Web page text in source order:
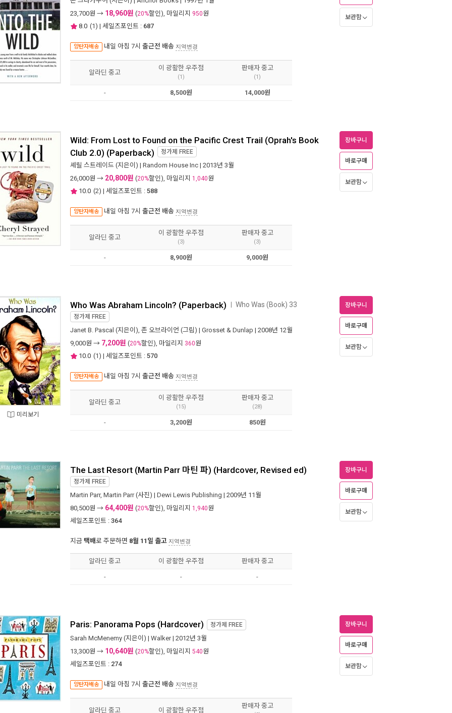
23,700원 → 18,960원 (20%할인), 마일리지 950원
8.0 (1) | 세일즈포인트 : 687
양탄자배송 내일 아침 7시 출근전 배송 지역변경
보관함
알라딘 중고
이 광활한 우주점
(1)
판매자 중고
(1)
- 8,500원 14,000원
Wild: From Lost to Found on the Pacific Crest Trail (Oprah's Book
Club 2.0) (Paperback) 정가제 FREE
셰릴 스트레이드 (지은이) | Random House Inc | 2013년 3월
26,000원 → 20,800원 (20%할인), 마일리지 1,040원
10.0 (2) | 세일즈포인트 : 588
양탄자배송 내일 아침 7시 출근전 배송 지역변경
장바구니
바로구매
보관함
알라딘 중고
이 광활한 우주점
(3)
판매자 중고
(3)
- 8,900원 9,000원
미리보기
Who Was Abraham Lincoln? (Paperback) Who Was (Book) 33
정가제 FREE
Janet B. Pascal (지은이), 존 오브라이언 (그림) | Grosset & Dunlap | 2008년 12월
9,000원 → 7,200원 (20%할인), 마일리지 360원
10.0 (1) | 세일즈포인트 : 570
양탄자배송 내일 아침 7시 출근전 배송 지역변경
장바구니
바로구매
보관함
알라딘 중고
이 광활한 우주점
(15)
판매자 중고
(28)
- 3,200원 850원
The Last Resort (Martin Parr 마틴 파) (Hardcover, Revised ed)
정가제 FREE
Martin Parr, Martin Parr(사진) | Dewi Lewis Publishing | 2009년 11월
80,500원 → 64,400원 (20%할인), 마일리지 1,940원
세일즈포인트 : 364
지금 택배로 주문하면 8월 11일 출고 지역변경
장바구니
바로구매
보관함
알라딘 중고 이 광활한 우주점 판매자 중고
- - -
Paris: Panorama Pops (Hardcover) 정가제 FREE
Sarah McMenemy (지은이) | Walker| 2012년 3월
13,300원 → 10,640원 (20%할인), 마일리지 540원
세일즈포인트 : 274
양탄자배송 내일 아침 7시 출근전 배송 지역변경
장바구니
바로구매
보관함
알라딘 중고 이 광활한 우주점
판매자 중고